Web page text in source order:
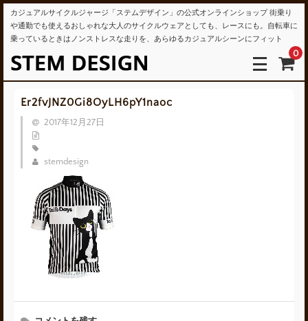
カジュアルサイクルジャージ「ステムデザイン」の公式オンラインショップ 街乗り
や通勤でも使えるおしゃれな大人のサイクルウェアとしても、レースにも。自転車に
乗っているときはノンストレスな走りを、あらゆるカジュアルシーンにフィット
0
Er2fvJNZ0Gi8OyLH6pY1naoc
2017年12月27日
stemdesign